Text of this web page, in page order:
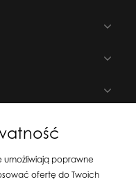
umożliwiają poprawne
ofertę do Twoich